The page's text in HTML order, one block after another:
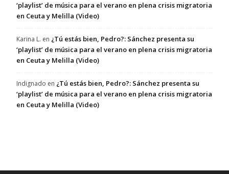
‘playlist’ de música para el verano en plena crisis migratoria
en Ceuta y Melilla (Video)
Karina L. en ¿Tú estás bien, Pedro?: Sánchez presenta su
‘playlist’ de música para el verano en plena crisis migratoria
en Ceuta y Melilla (Video)
Indignado en ¿Tú estás bien, Pedro?: Sánchez presenta su
‘playlist’ de música para el verano en plena crisis migratoria
en Ceuta y Melilla (Video)